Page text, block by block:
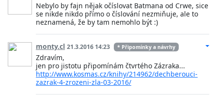
Nebylo by fajn nějak očíslovat Batmana od Crwe, sice
se nikde nikdo přímo o číslování nezmiňuje, ale to
neznamená, že by tam nemohlo být :)
monty.cl 21.3.2016 14:23 * Připomínky a návrhy
Zdravím,
jen pro jistotu připomínám čtvrtého Zázraka...
http://www.kosmas.cz/knihy/214962/dechberouci-
zazrak-4-zrozeni-zla-03-2016/